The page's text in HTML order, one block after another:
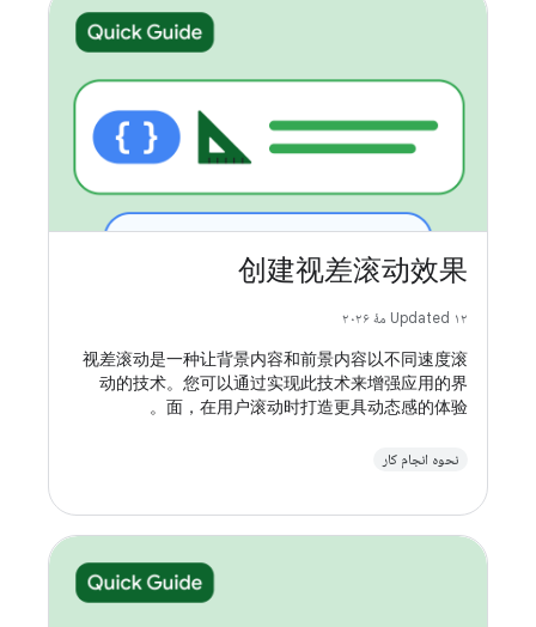
创建视差滚动效果
Updated ۱۲ مهٔ ۲۰۲۶
视差滚动是一种让背景内容和前景内容以不同速度滚
动的技术。您可以通过实现此技术来增强应用的界
面，在用户滚动时打造更具动态感的体验。
نحوه انجام کار